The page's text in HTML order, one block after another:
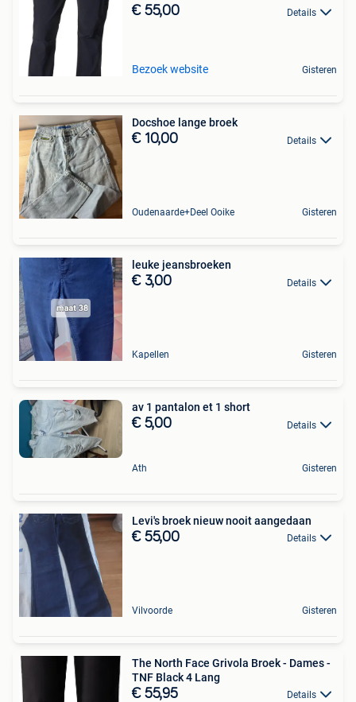
€ 55,00 Details
Bezoek website Gisteren
Docshoe lange broek
€ 10,00 Details
Oudenaarde+Deel Ooike Gisteren
leuke jeansbroeken
€ 3,00 Details
Kapellen Gisteren
av 1 pantalon et 1 short
€ 5,00 Details
Ath Gisteren
Levi's broek nieuw nooit aangedaan
€ 55,00 Details
Vilvoorde Gisteren
The North Face Grivola Broek - Dames -
TNF Black 4 Lang
€ 55,95 Details